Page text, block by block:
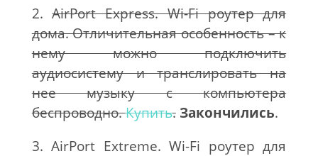
2.AirPort Express. Wi-Fi роутер для
дома. Отличительная особенность – к
нему можно подключить
аудиосистему и транслировать на
нее музыку с компьютера
беспроводно.Купить. Закончились.
3. AirPort Extreme. Wi-Fi роутер для